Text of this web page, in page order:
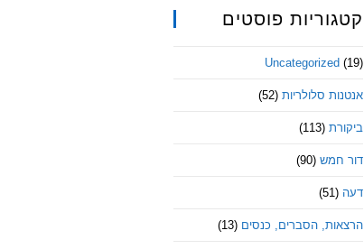
קטגוריות פוסטים
Uncategorized (19)
אנטנות סלולריות (52)
ביקורת (113)
דור חמש (90)
דעה (51)
הרצאות, הסברים, כנסים (13)